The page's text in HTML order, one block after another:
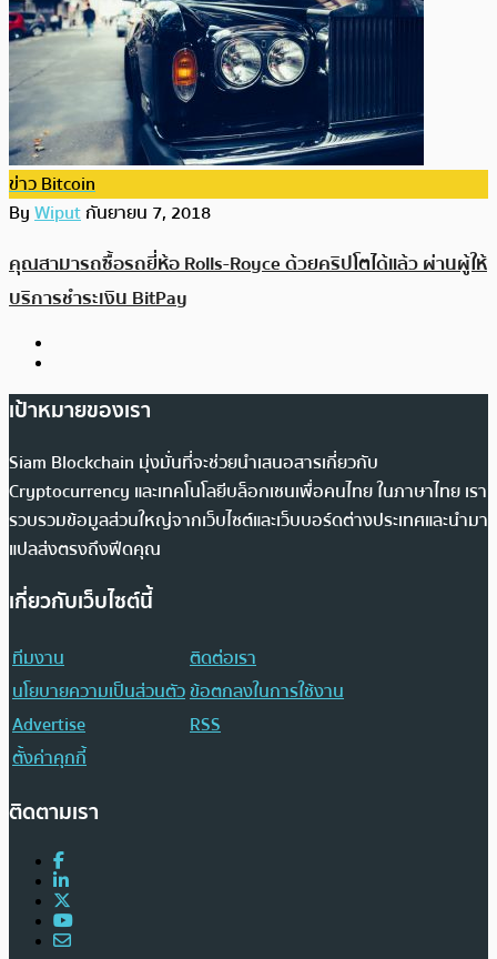
ข่าว Bitcoin
ByWiputกันยายน 7, 2018
คุณสามารถซื้อรถยี่ห้อ Rolls-Royce ด้วยคริปโตได้แล้ว ผ่านผู้ให้
บริการชำระเงิน BitPay
เป้าหมายของเรา
Siam Blockchain มุ่งมั่นที่จะช่วยนำเสนอสารเกี่ยวกับ
Cryptocurrency และเทคโนโลยีบล็อกเชนเพื่อคนไทย ในภาษาไทย เรา
รวบรวมข้อมูลส่วนใหญ่จากเว็บไซต์และเว็บบอร์ดต่างประเทศและนำมา
แปลส่งตรงถึงฟีดคุณ
เกี่ยวกับเว็บไซต์นี้
ทีมงาน
ติดต่อเรา
นโยบายความเป็นส่วนตัวข้อตกลงในการใช้งาน
Advertise
RSS
ตั้งค่าคุกกี้
ติดตามเรา